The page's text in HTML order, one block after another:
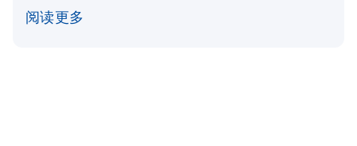
阅读更多